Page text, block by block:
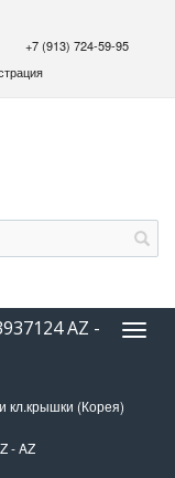
+7 (913) 724-59-95
AZ -
кл.крышки (Корея)
- AZ